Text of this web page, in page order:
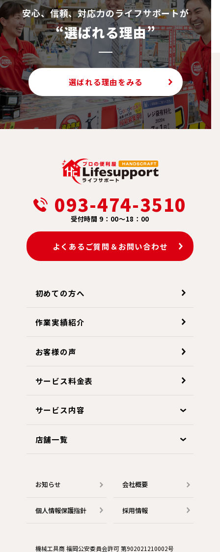
安⼼、信頼、対応⼒のライフサポートが
“選ばれる理由”
選ばれる理由をみる
093-474-3510
受付時間 9：00～18：00
よくあるご質問＆お問い合わせ
初めての方へ
作業実績紹介
お客様の声
サービス料金表
サービス内容
店舗一覧
お知らせ 会社概要
個人情報保護指針 採用情報
機械工具商 福岡公安委員会許可 第902021210002号